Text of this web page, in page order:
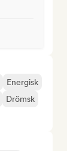
Energisk
Drömsk